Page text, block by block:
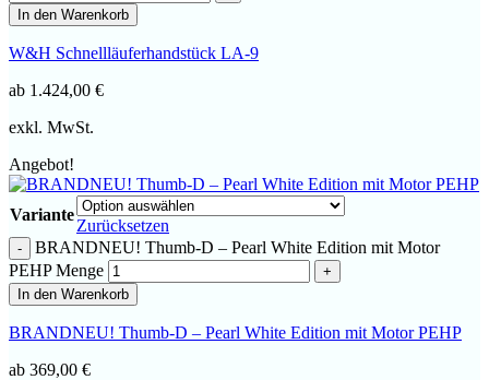
In den Warenkorb
W&H Schnellläuferhandstück LA-9
ab 1.424,00 €
exkl. MwSt.
Angebot!
Variante
Zurücksetzen
BRANDNEU! Thumb-D – Pearl White Edition mit Motor
PEHP Menge
In den Warenkorb
BRANDNEU! Thumb-D – Pearl White Edition mit Motor PEHP
ab 369,00 €